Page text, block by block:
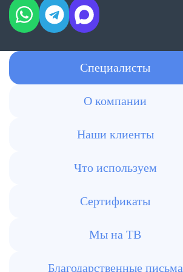
Специалисты
О компании
Наши клиенты
Что используем
Сертификаты
Мы на ТВ
Благодарственные письма